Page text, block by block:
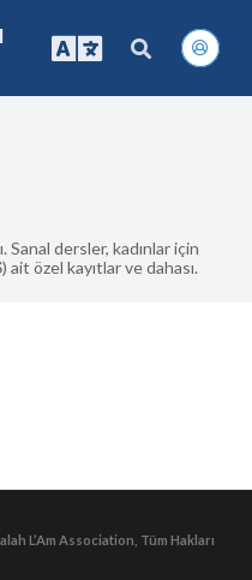
Sanal dersler, kadınlar için
özel kayıtlar ve dahası.
L’Am Association, Tüm Hakları